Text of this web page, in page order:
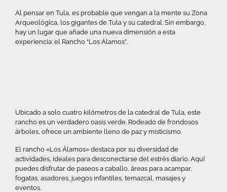
Al pensar en Tula, es probable que vengan a la mente su Zona
Arqueológica, los gigantes de Tula y su catedral. Sin embargo,
hay un lugar que añade una nueva dimensión a esta
experiencia: el Rancho “Los Álamos”.
Ubicado a solo cuatro kilómetros de la catedral de Tula, este
rancho es un verdadero oasis verde. Rodeado de frondosos
árboles, ofrece un ambiente lleno de paz y misticismo.
El rancho «Los Álamos» destaca por su diversidad de
actividades, ideales para desconectarse del estrés diario. Aquí
puedes disfrutar de paseos a caballo, áreas para acampar,
fogatas, asadores, juegos infantiles, temazcal, masajes y
eventos.